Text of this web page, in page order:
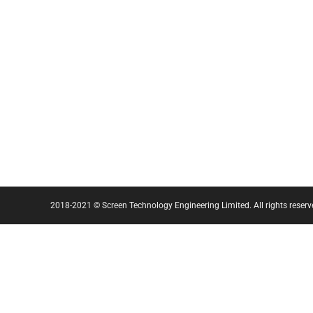
2018-2021 © Screen Technology Engineering Limited. All rights